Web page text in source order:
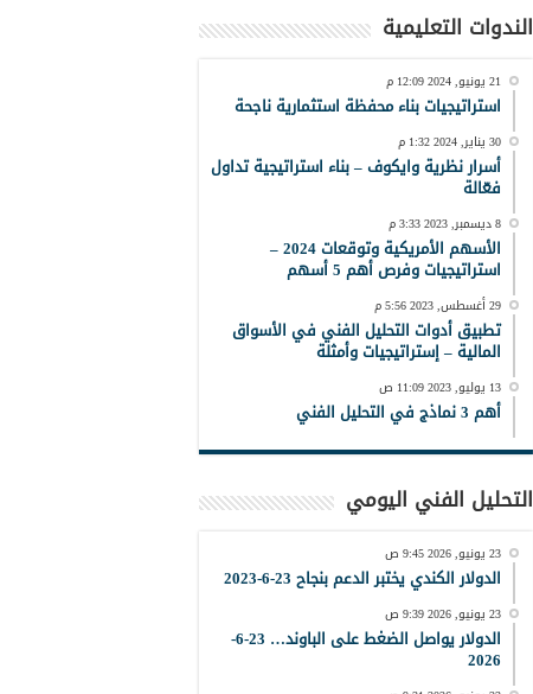
الندوات التعليمية
21 يونيو, 2024 12:09 م
استراتيجيات بناء محفظة استثمارية ناجحة
30 يناير, 2024 1:32 م
أسرار نظرية وايكوف – بناء استراتيجية تداول
فعّالة
8 ديسمبر, 2023 3:33 م
الأسهم الأمريكية وتوقعات 2024 –
استراتيجيات وفرص أهم 5 أسهم
29 أغسطس, 2023 5:56 م
تطبيق أدوات التحليل الفني في الأسواق
المالية – إستراتيجيات وأمثلة
13 يوليو, 2023 11:09 ص
أهم 3 نماذج في التحليل الفني
التحليل الفني اليومي
23 يونيو, 2026 9:45 ص
الدولار الكندي يختبر الدعم بنجاح 23-6-2023
23 يونيو, 2026 9:39 ص
الدولار يواصل الضغط على الباوند… 23-6-
2026